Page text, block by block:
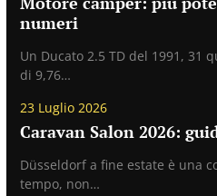
numeri
Un Ducato 2.5 TD del 1991, 31
di 9,76…
23 Luglio 2026
Caravan Salon 2026:
Düsseldorf a fine estate è una
tempo, non…